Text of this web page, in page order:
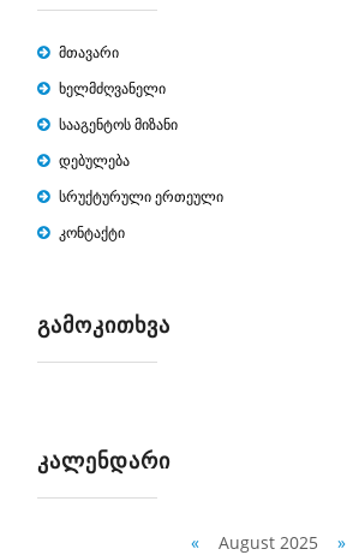
მთავარი
ხელმძღვანელი
სააგენტოს მიზანი
დებულება
სრუქტურული ერთეული
კონტაქტი
ᲒᲐᲛᲝᲙᲘᲗᲮᲕᲐ
ᲙᲐᲚᲔᲜᲓᲐᲠᲘ
« August 2025»